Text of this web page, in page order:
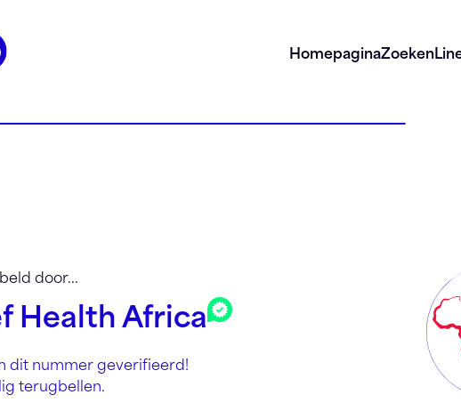
HomepaginaZoeken
door...
Health Africa
dit nummer geverifieerd!
terugbellen.